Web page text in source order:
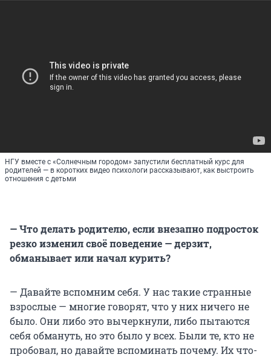
НГУ вместе с «Солнечным городом» запустили бесплатный курс для
родителей — в коротких видео психологи рассказывают, как выстроить
отношения с детьми
— Что делать родителю, если внезапно подросток
резко изменил своё поведение — дерзит,
обманывает или начал курить?
— Давайте вспомним себя. У нас такие странные
взрослые — многие говорят, что у них ничего не
было. Они либо это вычеркнули, либо пытаются
себя обмануть, но это было у всех. Были те, кто не
пробовал, но давайте вспоминать почему. Их что-